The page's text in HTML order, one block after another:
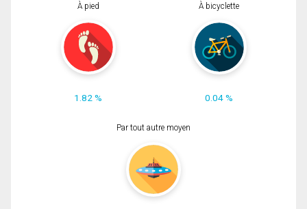
À pied
1.82 %
À bicyclette
0.04 %
Par tout autre moyen